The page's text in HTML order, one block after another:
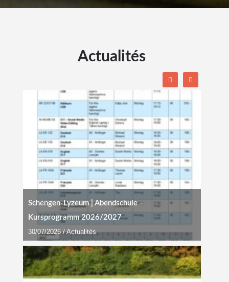
Actualités
Schengen-Lyzeum | Abendschule –
Kursprogramm 2026/2027
30/07/2026/Actualités